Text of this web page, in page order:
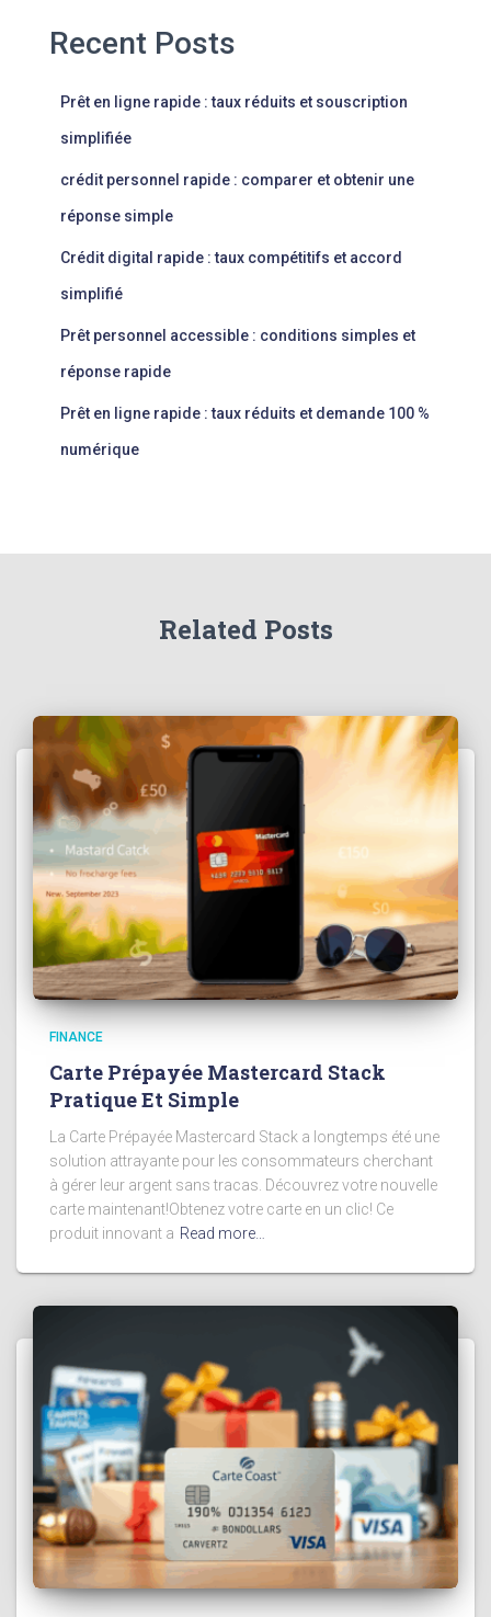
Recent Posts
Prêt en ligne rapide : taux réduits et souscription
simplifiée
crédit personnel rapide : comparer et obtenir une
réponse simple
Crédit digital rapide : taux compétitifs et accord
simplifié
Prêt personnel accessible : conditions simples et
réponse rapide
Prêt en ligne rapide : taux réduits et demande 100 %
numérique
Related Posts
FINANCE
Carte Prépayée Mastercard Stack
Pratique Et Simple
La Carte Prépayée Mastercard Stack a longtemps été une
solution attrayante pour les consommateurs cherchant
à gérer leur argent sans tracas. Découvrez votre nouvelle
carte maintenant!Obtenez votre carte en un clic! Ce
produit innovant a Read more…